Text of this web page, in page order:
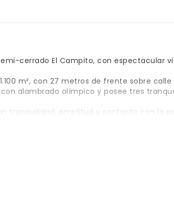
cerrado El Campito, con espectacular
m², con 27 metros de frente sobre calle
alambrado olímpico y posee tres
tranquilidad, amplitud y contacto con la